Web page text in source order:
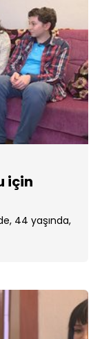
için
44 yaşında,